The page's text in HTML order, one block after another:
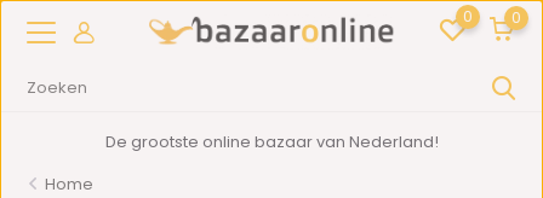
0 0
De grootste online bazaar van Nederland!
Home